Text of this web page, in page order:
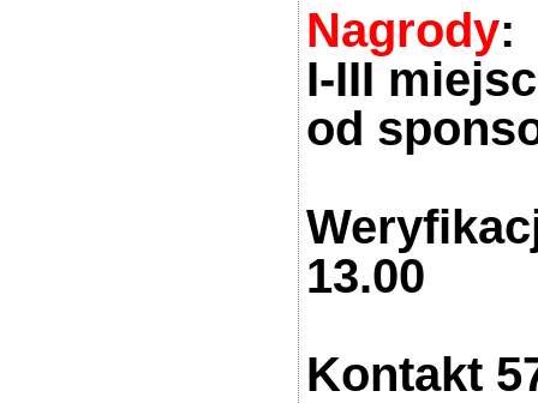
Nagrody:
I-III
od
13.00
Kontakt